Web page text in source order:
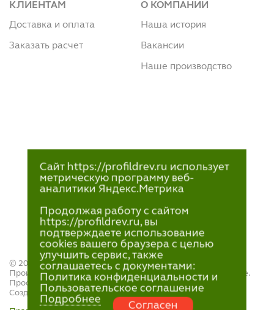
КЛИЕНТАМ
Доставка и оплата
Заказать расчет
О КОМПАНИИ
Наша история
Вакансии
Наше производство
© 2021—2023
Производство и продажа пиломатериалов в Петрозаводске.
ПрофильДрев.
Создание и поддержка сайта — «Артлекс»
Сайт https://profildrev.ru использует
метрическую программу веб-
аналитики Яндекс.Метрика
Продолжая работу с сайтом
https://profildrev.ru, вы
подтверждаете использование
cookies вашего браузера с целью
улучшить сервис, также
соглашаетесь с документами:
Политика конфиденциальности и
Пользовательское соглашение
Подробнее
Согласен